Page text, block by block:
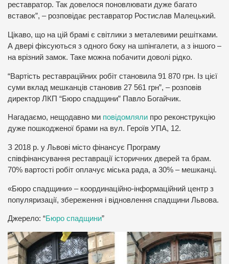
реставратор. Так довелося поновлювати дуже багато
вставок”, – розповідає реставратор Ростислав Малецький.
Цікаво, що на цій брамі є світлики з металевими решітками.
А двері фіксуються з одного боку на шпінгалети, а з іншого –
на врізний замок. Таке можна побачити доволі рідко.
“Вартість реставраційних робіт становила 91 870 грн. Із цієї
суми вклад мешканців становив 27 561 грн”, – розповів
директор ЛКП “Бюро спадщини” Павло Богайчик.
Нагадаємо, нещодавно ми повідомляли про реконструкцію
дуже пошкодженої брами на вул. Героїв УПА, 12.
З 2018 р. у Львові місто фінансує Програму
співфінансування реставрації історичних дверей та брам.
70% вартості робіт оплачує міська рада, а 30% – мешканці.
«Бюро спадщини» – координаційно-інформаційний центр з
популяризації, збереження і відновлення спадщини Львова.
Джерело: “Бюро спадщини”